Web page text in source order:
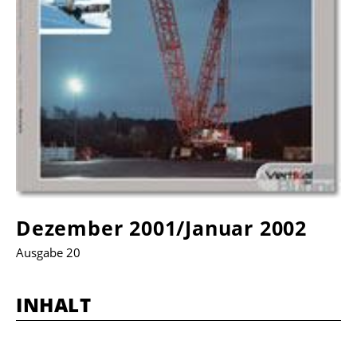
Dezember 2001/Januar 2002
Ausgabe 20
INHALT